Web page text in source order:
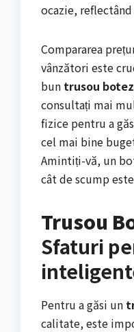
ocazie,
Compararea
vânzători este
bun trusou
consultați mai
fizice pentru a
cel mai bine
Amintiți-vă, un
cât de scump
Trusou
Sfaturi
Pentru a găsi un
calitate, este